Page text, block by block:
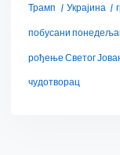
Трамп
Украјина
побусани
рођење Светог
чудотворац